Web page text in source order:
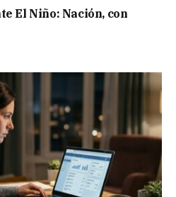
El Niño: Nación, con